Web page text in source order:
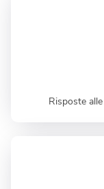
Risposte